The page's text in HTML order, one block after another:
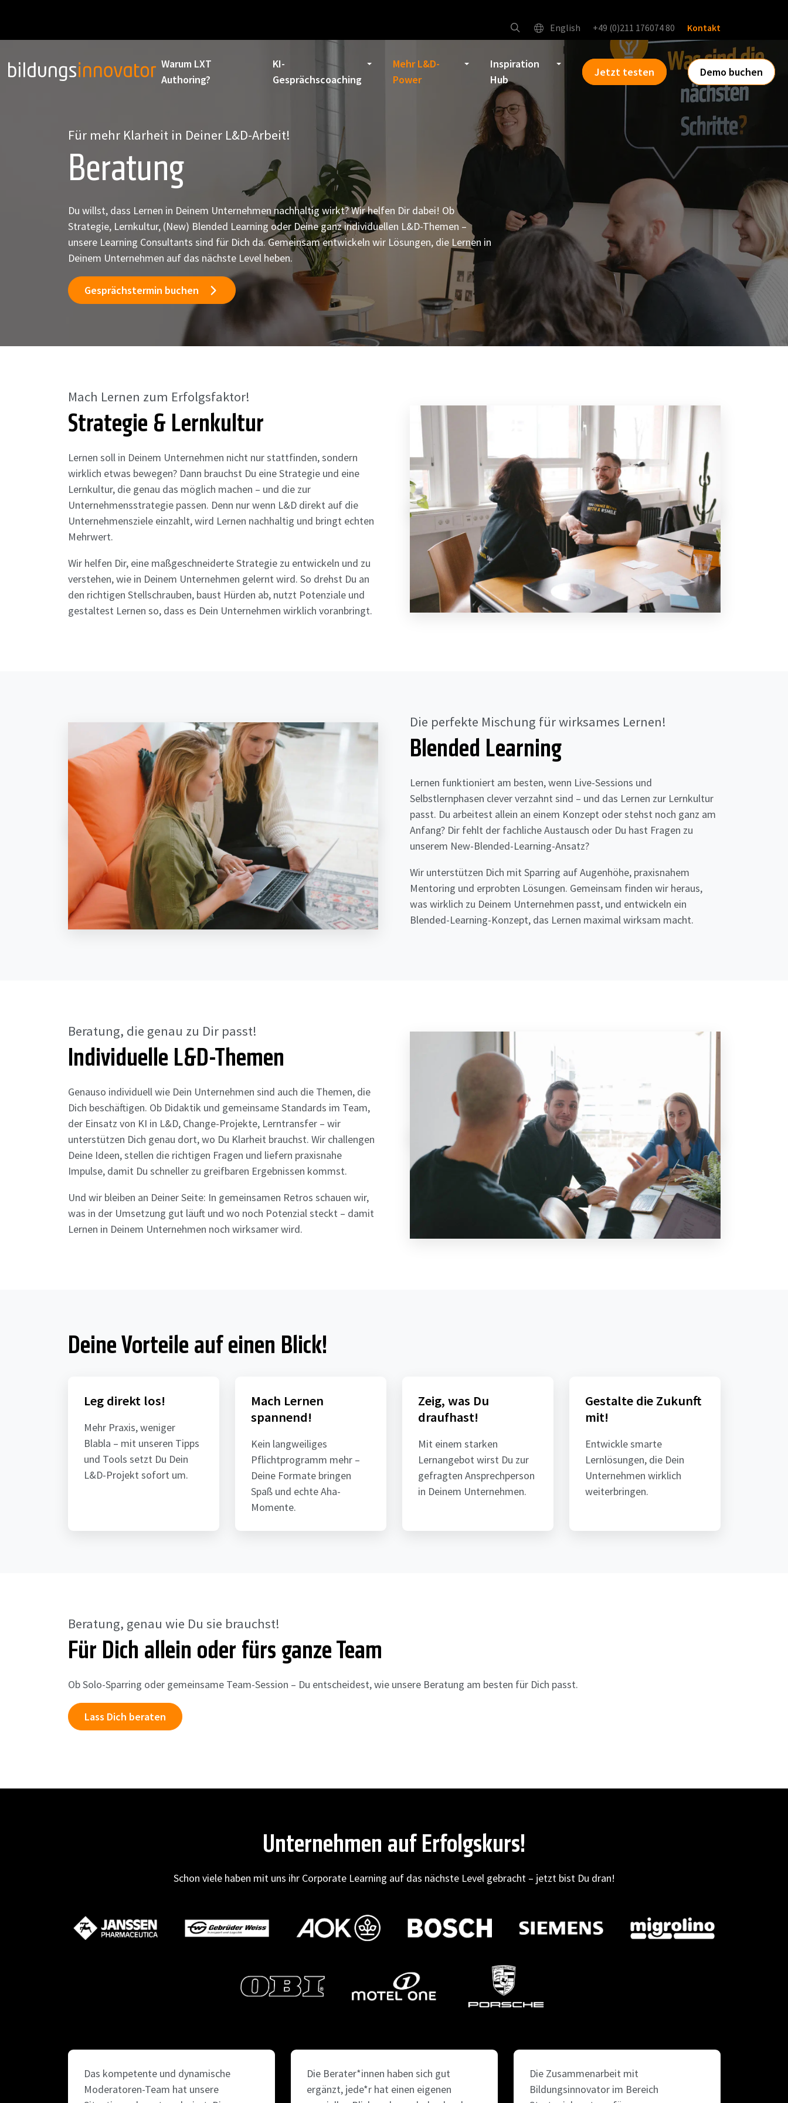
English +49 (0)211 176074 80 Kontakt
Warum LXT
Authoring?
KI-
Gesprächscoaching
Mehr L&D-
Power
Inspiration
Hub
Jetzt testen Demo buchen
Für mehr Klarheit in Deiner L&D-Arbeit!
Beratung
Du willst, dass Lernen in Deinem Unternehmen nachhaltig wirkt? Wir helfen Dir dabei! Ob
Strategie, Lernkultur, (New) Blended Learning oder Deine ganz individuellen L&D-Themen –
unsere Learning Consultants sind für Dich da. Gemeinsam entwickeln wir Lösungen, die Lernen in
Deinem Unternehmen auf das nächste Level heben.
Gesprächstermin buchen
Mach Lernen zum Erfolgsfaktor!
Strategie & Lernkultur
Lernen soll in Deinem Unternehmen nicht nur stattfinden, sondern
wirklich etwas bewegen? Dann brauchst Du eine Strategie und eine
Lernkultur, die genau das möglich machen – und die zur
Unternehmensstrategie passen. Denn nur wenn L&D direkt auf die
Unternehmensziele einzahlt, wird Lernen nachhaltig und bringt echten
Mehrwert.
Wir helfen Dir, eine maßgeschneiderte Strategie zu entwickeln und zu
verstehen, wie in Deinem Unternehmen gelernt wird. So drehst Du an
den richtigen Stellschrauben, baust Hürden ab, nutzt Potenziale und
gestaltest Lernen so, dass es Dein Unternehmen wirklich voranbringt.
Die perfekte Mischung für wirksames Lernen!
Blended Learning
Lernen funktioniert am besten, wenn Live-Sessions und
Selbstlernphasen clever verzahnt sind – und das Lernen zur Lernkultur
passt. Du arbeitest allein an einem Konzept oder stehst noch ganz am
Anfang? Dir fehlt der fachliche Austausch oder Du hast Fragen zu
unserem New-Blended-Learning-Ansatz?
Wir unterstützen Dich mit Sparring auf Augenhöhe, praxisnahem
Mentoring und erprobten Lösungen. Gemeinsam finden wir heraus,
was wirklich zu Deinem Unternehmen passt, und entwickeln ein
Blended-Learning-Konzept, das Lernen maximal wirksam macht.
Beratung, die genau zu Dir passt!
Individuelle L&D-Themen
Genauso individuell wie Dein Unternehmen sind auch die Themen, die
Dich beschäftigen. Ob Didaktik und gemeinsame Standards im Team,
der Einsatz von KI in L&D, Change-Projekte, Lerntransfer – wir
unterstützen Dich genau dort, wo Du Klarheit brauchst. Wir challengen
Deine Ideen, stellen die richtigen Fragen und liefern praxisnahe
Impulse, damit Du schneller zu greifbaren Ergebnissen kommst.
Und wir bleiben an Deiner Seite: In gemeinsamen Retros schauen wir,
was in der Umsetzung gut läuft und wo noch Potenzial steckt – damit
Lernen in Deinem Unternehmen noch wirksamer wird.
Deine Vorteile auf einen Blick!
Leg direkt los!
Mehr Praxis, weniger
Blabla – mit unseren Tipps
und Tools setzt Du Dein
L&D-Projekt sofort um.
Mach Lernen
spannend!
Kein langweiliges
Pflichtprogramm mehr –
Deine Formate bringen
Spaß und echte Aha-
Momente.
Zeig, was Du
draufhast!
Mit einem starken
Lernangebot wirst Du zur
gefragten Ansprechperson
in Deinem Unternehmen.
Gestalte die Zukunft
mit!
Entwickle smarte
Lernlösungen, die Dein
Unternehmen wirklich
weiterbringen.
Beratung, genau wie Du sie brauchst!
Für Dich allein oder fürs ganze Team
Ob Solo-Sparring oder gemeinsame Team-Session – Du entscheidest, wie unsere Beratung am besten für Dich passt.
Lass Dich beraten
Unternehmen auf Erfolgskurs!
Schon viele haben mit uns ihr Corporate Learning auf das nächste Level gebracht – jetzt bist Du dran!
Das kompetente und dynamische
Moderatoren-Team hat unsere
Die Berater*innen haben sich gut
ergänzt, jede*r hat einen eigenen
Die Zusammenarbeit mit
Bildungsinnovator im Bereich